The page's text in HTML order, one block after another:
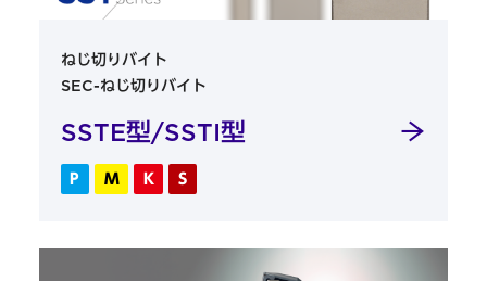
ねじ切りバイト
SEC-ねじ切りバイト
SSTE型/SSTI型
P M K S